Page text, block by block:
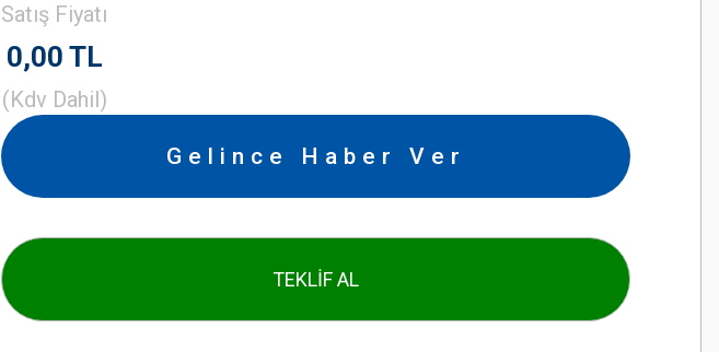
Satış Fiyatı
0,00 TL
(Kdv Dahil)
Gelince Haber Ver
TEKLİF AL